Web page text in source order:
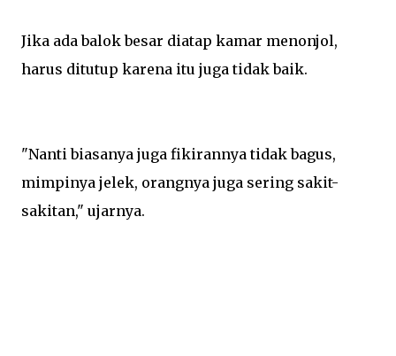
Jika ada balok besar diatap kamar menonjol,
harus ditutup karena itu juga tidak baik.
"Nanti biasanya juga fikirannya tidak bagus,
mimpinya jelek, orangnya juga sering sakit-
sakitan," ujarnya.